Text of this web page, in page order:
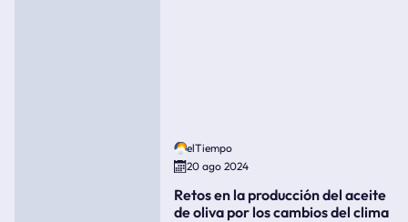
elTiempo
20 ago 2024
Retos en la producción del aceite
de oliva por los cambios del clima